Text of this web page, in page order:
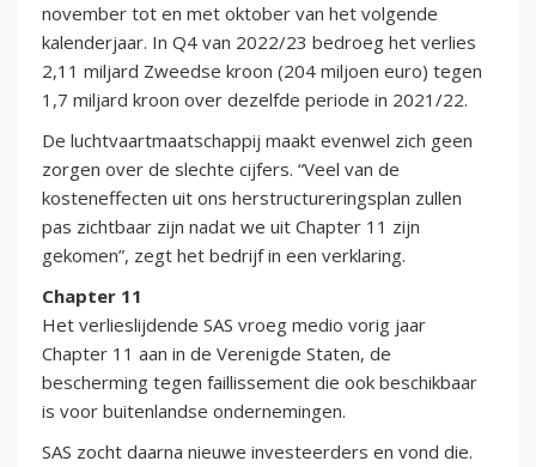
november tot en met oktober van het volgende
kalenderjaar. In Q4 van 2022/23 bedroeg het verlies
2,11 miljard Zweedse kroon (204 miljoen euro) tegen
1,7 miljard kroon over dezelfde periode in 2021/22.
De luchtvaartmaatschappij maakt evenwel zich geen
zorgen over de slechte cijfers. “Veel van de
kosteneffecten uit ons herstructureringsplan zullen
pas zichtbaar zijn nadat we uit Chapter 11 zijn
gekomen”, zegt het bedrijf in een verklaring.
Chapter 11
Het verlieslijdende SAS vroeg medio vorig jaar
Chapter 11 aan in de Verenigde Staten, de
bescherming tegen faillissement die ook beschikbaar
is voor buitenlandse ondernemingen.
SAS zocht daarna nieuwe investeerders en vond die.